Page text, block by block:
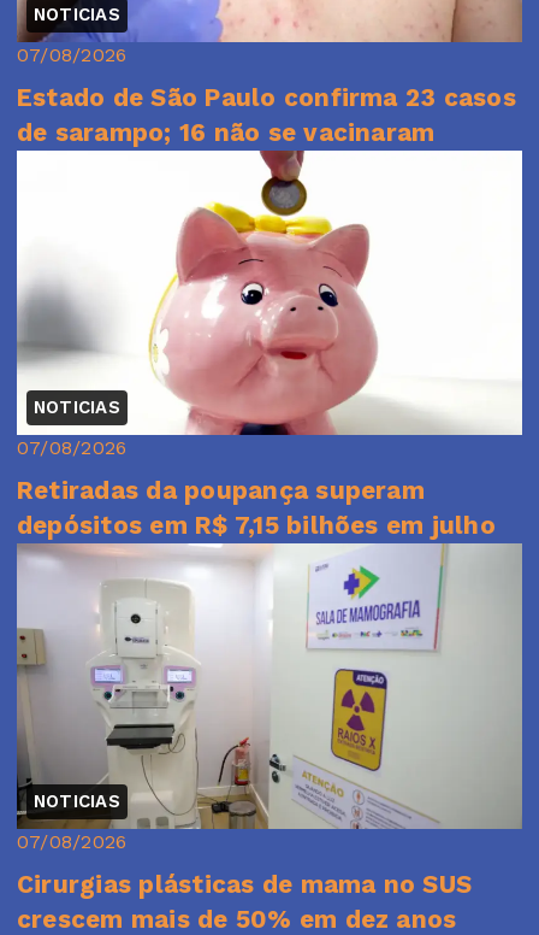
NOTICIAS
07/08/2026
Estado de São Paulo confirma 23 casos
de sarampo; 16 não se vacinaram
NOTICIAS
07/08/2026
Retiradas da poupança superam
depósitos em R$ 7,15 bilhões em julho
NOTICIAS
07/08/2026
Cirurgias plásticas de mama no SUS
crescem mais de 50% em dez anos